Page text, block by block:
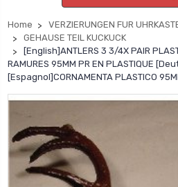
Home
VERZIERUNGEN FUR
GEHAUSE TEIL KUCKUCK
[English]ANTLERS 3 3/4X PAIR
RAMURES 95MM PR EN PLASTIQUE
[Espagnol]CORNAMENTA PLASTICO